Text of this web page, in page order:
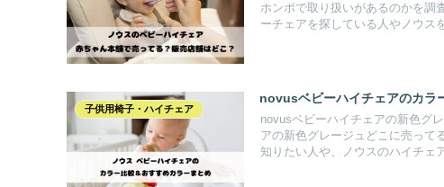
ホンポで取り扱いがあるのかを調
ーチェアを探している人やノウス
子供用椅子・ハイチェア
novusベビーハイチェアのカラ
novusベビーハイチェアの新色グ
アの新色グレージュどこに売って
知りたい人や、ノウスのハイチェ